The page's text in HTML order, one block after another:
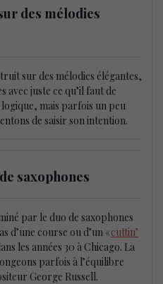
des mélodies
sur des mélodies élégantes,
avec juste ce qu’il faut de
mais parfois un peu
de saisir son intention.
saxophones
par le duo de saxophones
d’une course ou d’un «cuttin’
les années 30 à Chicago. La
parfois à l’équilibre
George Russell.